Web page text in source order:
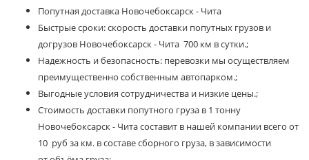
Попутная доставка Новочебоксарск - Чита
Быстрые сроки: скорость доставки попутных грузов и
догрузов Новочебоксарск - Чита 700 км в сутки.;
Надежность и безопасность: перевозки мы осуществляем
преимущественно собственным автопарком.;
Выгодные условия сотрудничества и низкие цены.;
Стоимость доставки попутного груза в 1 тонну
Новочебоксарск - Чита составит в нашей компании всего от
10 руб за км. в составе сборного груза, в зависимости